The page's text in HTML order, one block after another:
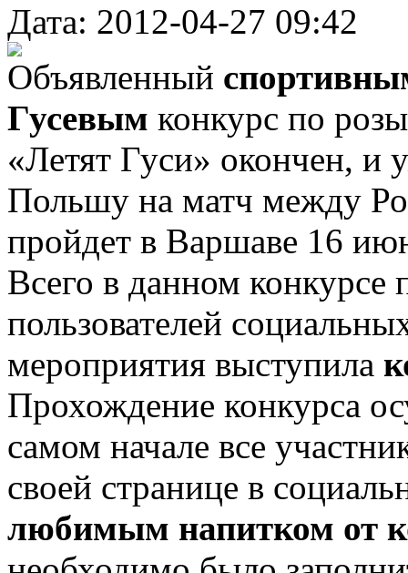
Дата: 2012-04-27 09:42
Объявленный
Гусевым конкурс по
«Летят Гуси» окончен, и
Польшу на матч между
пройдет в Варшаве 16
Всего в данном
пользователей
мероприятия выступила
Прохождение конкурса
самом начале все
своей странице в
любимым напитком от